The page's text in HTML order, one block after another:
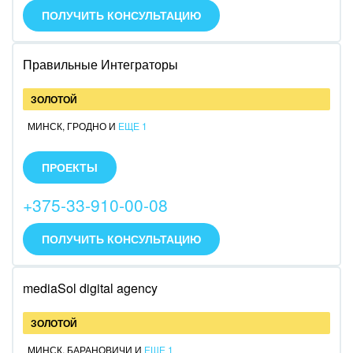
Ювелирное дело
ПОЛУЧИТЬ КОНСУЛЬТАЦИЮ
Правильные Интеграторы
ЗОЛОТОЙ
МИНСК, ГРОДНО И ЕЩЕ 1
Битрикс24. Доработка и кастомизация Битрикс24
под различные бизнес-задачи. 20 000+ часов опыта
реализованных проектов.
ПРОЕКТЫ
+375-33-910-00-08
ПОЛУЧИТЬ КОНСУЛЬТАЦИЮ
mediaSol digital agency
ЗОЛОТОЙ
МИНСК, БАРАНОВИЧИ И ЕЩЕ 1